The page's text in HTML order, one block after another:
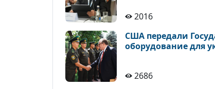
2016
США передали
оборудование для
2686